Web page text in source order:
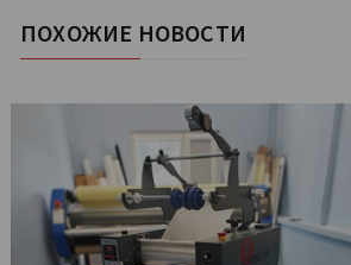
ПОХОЖИЕ НОВОСТИ